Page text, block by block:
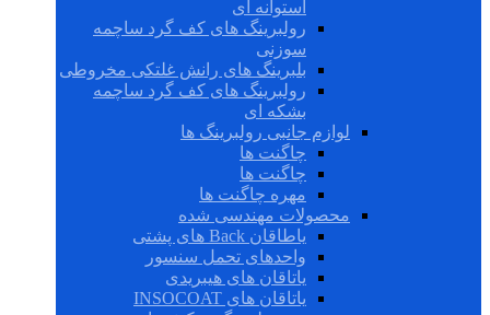
استوانه ای
رولبرینگ های کف گرد ساچمه
سوزنی
بلبرینگ های رانش غلتکی مخروطی
رولبرینگ های کف گرد ساچمه
بشکه ای
لوازم جانبی رولبرینگ ها
چاگنت ها
چاگنت ها
مهره چاگنت ها
محصولات مهندسی شده
یاطاقان Back های پشتی
واحدهای تحمل سنسور
یاتاقان های هیبریدی
یاتاقان های INSOCOAT